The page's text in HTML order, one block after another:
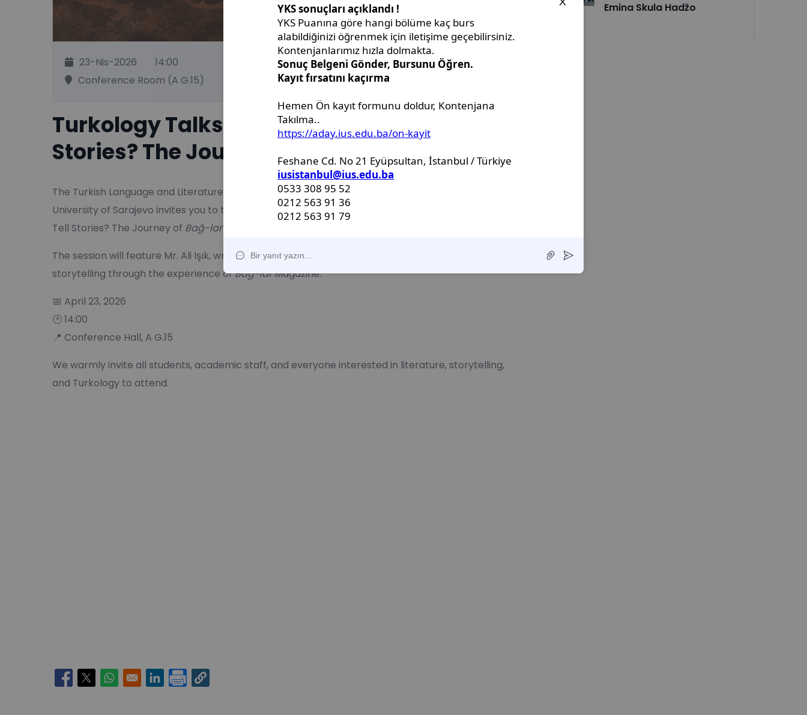
23-Nis-2026
14:00
Conference Room (A G.15)
Turkology Talks: Why Do People Tell
Stories? The Journey of Bağ-lar Magazine
The Turkish Language and Literature, Teaching (TLT) study program at the International
University of Sarajevo invites you to the fourth edition of Turkology Talks, titled “Why Do People
Tell Stories? The Journey of Bağ-larMagazine.”
The session will feature Mr. Ali Işık, writer, and will explore the enduring human need for
storytelling through the experience ofBağ-larMagazine.
📅 April 23, 2026
🕑 14:00
📍 Conference Hall, A G.15
We warmly invite all students, academic staff, and everyone interested in literature, storytelling,
and Turkology to attend.
Opens in a new window
Opens in a new window
Opens in a new window
Opens in a new window
Emina Skula Hadžo